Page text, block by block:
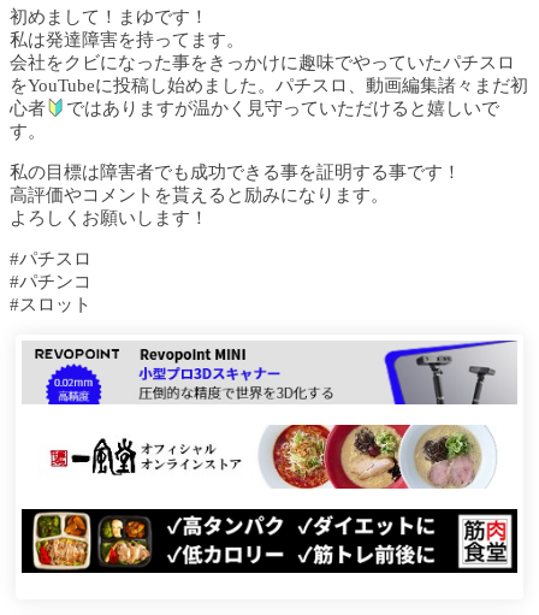
初めまして！まゆです！
私は発達障害を持ってます。
会社をクビになった事をきっかけに趣味でやっていたパチスロ
をYouTubeに投稿し始めました。パチスロ、動画編集諸々まだ初
心者
ではありますが温かく見守っていただけると嬉しいで
す。
私の目標は障害者でも成功できる事を証明する事です！
高評価やコメントを貰えると励みになります。
よろしくお願いします！
#パチスロ
#パチンコ
#スロット